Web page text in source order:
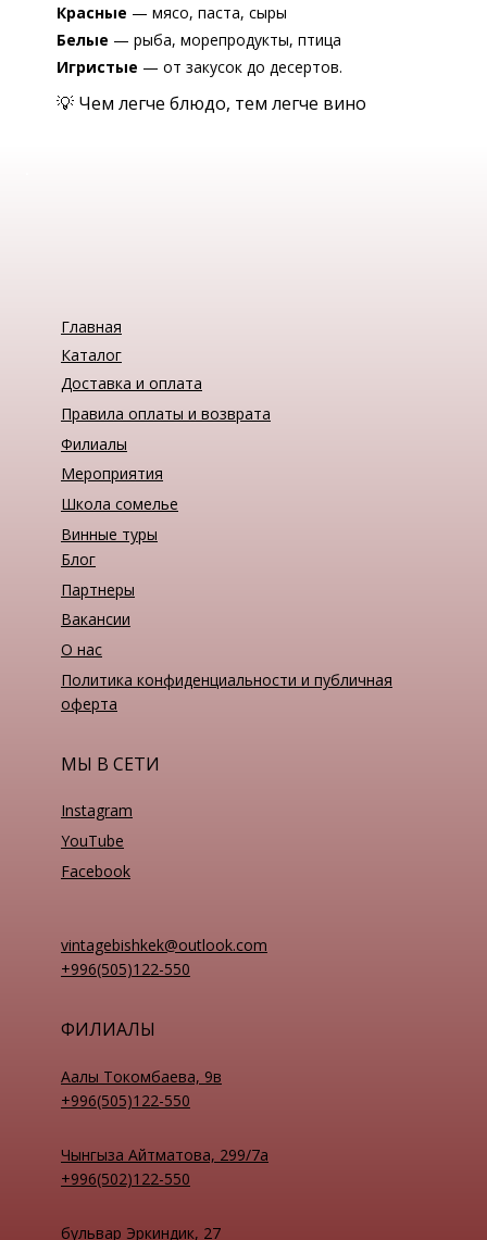
Красные — мясо, паста, сыры
Белые — рыба, морепродукты, птица
Игристые — от закусок до десертов.
💡 Чем легче блюдо, тем легче вино
Главная
Каталог
Доставка и оплата
Правила оплаты и возврата
Филиалы
Мероприятия
Школа сомелье
Винные туры
Блог
О нас
Партнеры
Вакансии
Политика конфиденциальности и публичная
оферта
МЫ В СЕТИ
Instagram
YouTube
Facebook
ФИЛИАЛЫ
Аалы Токомбаева, 9в
+996(505)122-550
Чынгыза Айтматова, 299/7а
+996(502)122-550
бульвар Эркиндик, 27
vintagebishkek@outlook.com
+996(505)122-550